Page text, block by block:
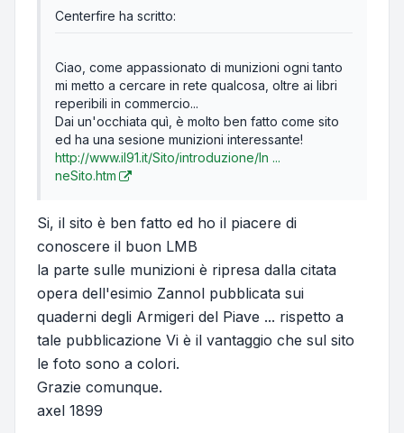
Centerfire ha scritto:
Ciao, come appassionato di munizioni ogni tanto
mi metto a cercare in rete qualcosa, oltre ai libri
reperibili in commercio...
Dai un'occhiata quì, è molto ben fatto come sito
ed ha una sesione munizioni interessante!
http://www.il91.it/Sito/introduzione/In ...
neSito.htm
Si, il sito è ben fatto ed ho il piacere di
conoscere il buon LMB
la parte sulle munizioni è ripresa dalla citata
opera dell'esimio Zannol pubblicata sui
quaderni degli Armigeri del Piave ... rispetto a
tale pubblicazione Vi è il vantaggio che sul sito
le foto sono a colori.
Grazie comunque.
axel 1899